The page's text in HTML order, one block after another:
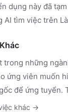
dụng này đã
AI tìm việc trên
Khác
trong những
ứng viên muốn
để ứng tuyển.
khác →